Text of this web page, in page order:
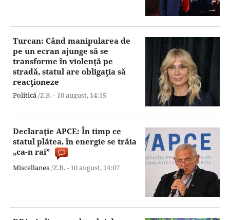
Turcan: Când manipularea de
pe un ecran ajunge să se
transforme în violenţă pe
stradă, statul are obligaţia să
reacţioneze
Politică/Z.B. - 10 august, 14:15
Declaraţie APCE: În timp ce
statul plătea, în energie se trăia
„ca-n rai”
Miscellanea/Z.B. - 10 august, 14:07